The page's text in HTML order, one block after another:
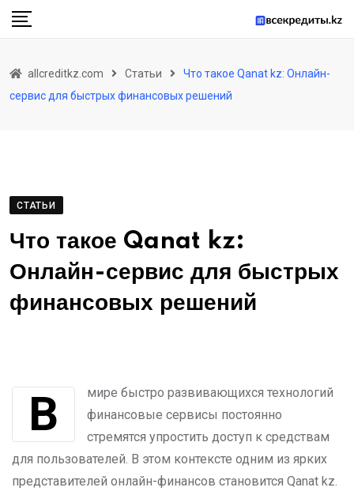
Skip
allcreditkz.com Статьи
Что такое Qanat kz: Онлайн-
сервис для быстрых финансовых решений
СТАТЬИ
Что такое Qanat kz:
Онлайн-сервис для быстрых
финансовых решений
В мире быстро развивающихся технологий
финансовые сервисы постоянно
стремятся упростить доступ к средствам
для пользователей. В этом контексте одним из ярких
представителей онлайн-финансов становится Qanat kz.